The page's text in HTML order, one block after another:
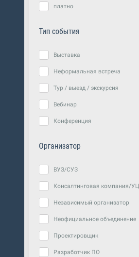
платно
Тип события
Выставка
Неформальная встреча
Тур / выезд / экскурсия
Вебинар
Конференция
Организатор
ВУЗ/СУЗ
Консалтинговая компания/УЦ
Независимый организатор
Неофициальное объединение
Проектировщик
Разработчик ПО